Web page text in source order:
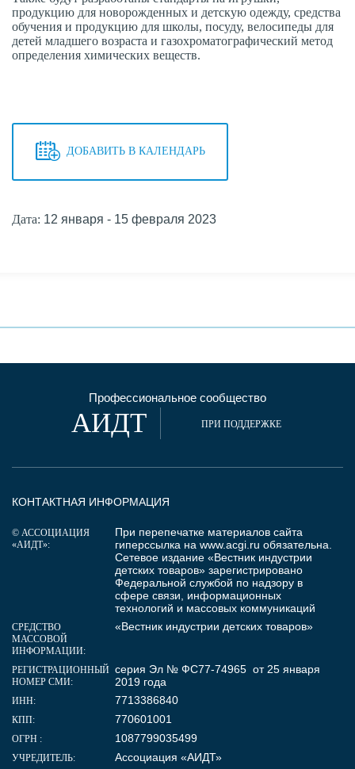
продукцию для новорожденных и детскую одежду, средства
обучения и продукцию для школы, посуду, велосипеды для
детей младшего возраста и газохроматографический метод
определения химических веществ.
ДОБАВИТЬ В КАЛЕНДАРЬ
Дата: 12 января - 15 февраля 2023
Профессиональное сообщество
АИДТ ПРИ ПОДДЕРЖКЕ
КОНТАКТНАЯ ИНФОРМАЦИЯ
© АССОЦИАЦИЯ
«АИДТ»:
При перепечатке материалов сайта
гиперссылка на www.acgi.ru обязательна.
Сетевое издание «Вестник индустрии
детских товаров» зарегистрировано
Федеральной службой по надзору в
сфере связи, информационных
технологий и массовых коммуникаций
СРЕДСТВО
МАССОВОЙ
ИНФОРМАЦИИ:
«Вестник индустрии детских товаров»
РЕГИСТРАЦИОННЫЙ
НОМЕР СМИ:
серия Эл № ФС77-74965 от 25 января
2019 года
ИНН: 7713386840
КПП: 770601001
ОГРН : 1087799035499
УЧРЕДИТЕЛЬ: Ассоциация «АИДТ»